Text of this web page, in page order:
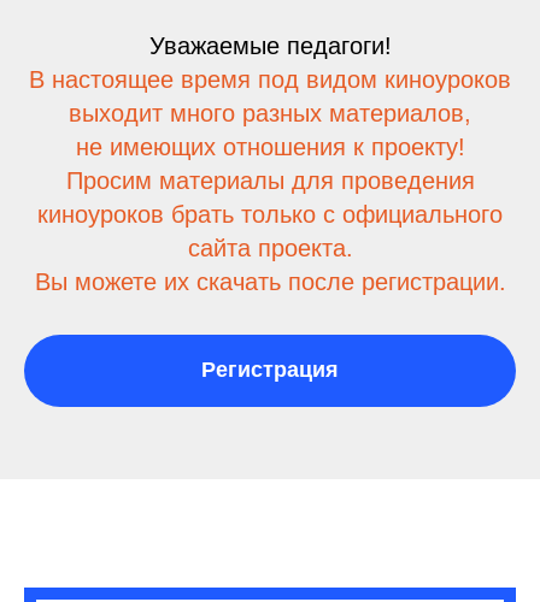
Уважаемые педагоги!
В настоящее время под видом киноуроков
выходит много разных материалов,
не имеющих отношения к проекту!
Просим материалы для проведения
киноуроков брать только с официального
сайта проекта.
Вы можете их скачать после регистрации.
Регистрация